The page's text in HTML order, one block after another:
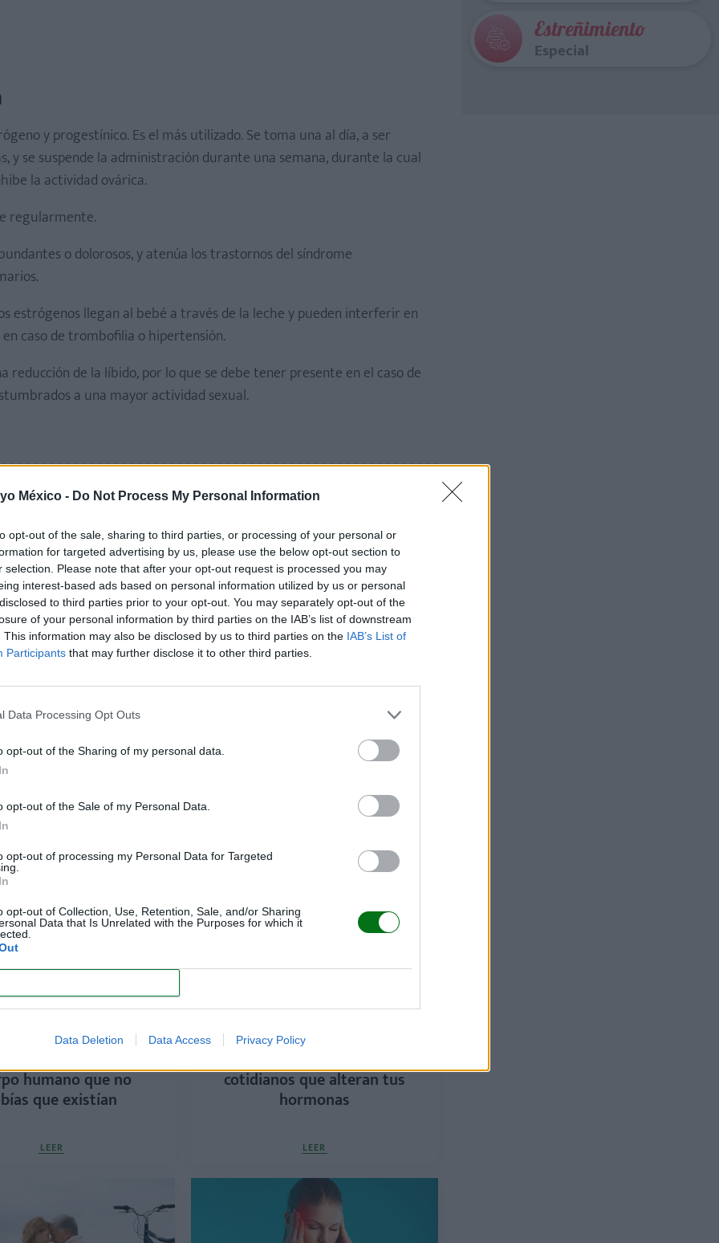
México - Do Not Process My Personal Information
opt-out of the sale, sharing to third parties, or processing of your personal or
for targeted advertising by us, please use the below opt-out section to
selection. Please note that after your opt-out request is processed you may
interest-based ads based on personal information utilized by us or personal
to third parties prior to your opt-out. You may separately opt-out of the
of your personal information by third parties on the IAB’s list of downstream
This information may also be disclosed by us to third parties on the IAB’s List of
Participants that may further disclose it to other third parties.
Data Processing Opt Outs
opt-out of the Sharing of my personal data.
opt-out of the Sale of my Personal Data.
opt-out of processing my Personal Data for Targeted
opt-out of Collection, Use, Retention, Sale, and/or Sharing
Data that Is Unrelated with the Purposes for which it
Data Deletion Data Access Privacy Policy
y progestínico. Es el más utilizado. Se toma una al día, a ser
y se suspende la administración durante una semana, durante la cual
la actividad ovárica.
regularmente.
o dolorosos, y atenúa los trastornos del síndrome
estrógenos llegan al bebé a través de la leche y pueden interferir en
caso de trombofilia o hipertensión.
de la líbido, por lo que se debe tener presente en el caso de
a una mayor actividad sexual.
5 to 9: el hábito
(y tu vida)
líquidos antes de fin de año:
guía completa y eficaz
humano que no
que existían
LEER
cotidianos que alteran tus
hormonas
LEER
Estreñimiento
Especial